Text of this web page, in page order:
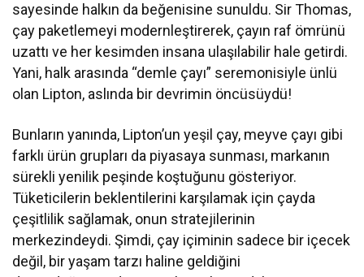
sayesinde halkın da beğenisine sunuldu. Sir Thomas,
çay paketlemeyi modernleştirerek, çayın raf ömrünü
uzattı ve her kesimden insana ulaşılabilir hale getirdi.
Yani, halk arasında “demle çayı” seremonisiyle ünlü
olan Lipton, aslında bir devrimin öncüsüydü!
Bunların yanında, Lipton’un yeşil çay, meyve çayı gibi
farklı ürün grupları da piyasaya sunması, markanın
sürekli yenilik peşinde koştuğunu gösteriyor.
Tüketicilerin beklentilerini karşılamak için çayda
çeşitlilik sağlamak, onun stratejilerinin
merkezindeydi. Şimdi, çay içiminin sadece bir içecek
değil, bir yaşam tarzı haline geldiğini